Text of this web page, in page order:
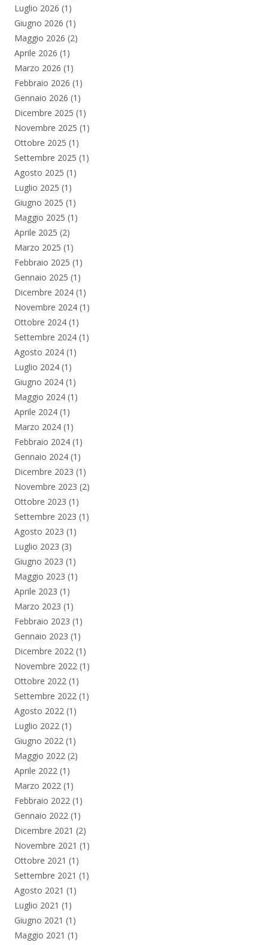
Luglio 2026 (1)
Giugno 2026 (1)
Maggio 2026 (2)
Aprile 2026 (1)
Marzo 2026 (1)
Febbraio 2026 (1)
Gennaio 2026 (1)
Dicembre 2025 (1)
Novembre 2025 (1)
Ottobre 2025 (1)
Settembre 2025 (1)
Agosto 2025 (1)
Luglio 2025 (1)
Giugno 2025 (1)
Maggio 2025 (1)
Aprile 2025 (2)
Marzo 2025 (1)
Febbraio 2025 (1)
Gennaio 2025 (1)
Dicembre 2024 (1)
Novembre 2024 (1)
Ottobre 2024 (1)
Settembre 2024 (1)
Agosto 2024 (1)
Luglio 2024 (1)
Giugno 2024 (1)
Maggio 2024 (1)
Aprile 2024 (1)
Marzo 2024 (1)
Febbraio 2024 (1)
Gennaio 2024 (1)
Dicembre 2023 (1)
Novembre 2023 (2)
Ottobre 2023 (1)
Settembre 2023 (1)
Agosto 2023 (1)
Luglio 2023 (3)
Giugno 2023 (1)
Maggio 2023 (1)
Aprile 2023 (1)
Marzo 2023 (1)
Febbraio 2023 (1)
Gennaio 2023 (1)
Dicembre 2022 (1)
Novembre 2022 (1)
Ottobre 2022 (1)
Settembre 2022 (1)
Agosto 2022 (1)
Luglio 2022 (1)
Giugno 2022 (1)
Maggio 2022 (2)
Aprile 2022 (1)
Marzo 2022 (1)
Febbraio 2022 (1)
Gennaio 2022 (1)
Dicembre 2021 (2)
Novembre 2021 (1)
Ottobre 2021 (1)
Settembre 2021 (1)
Agosto 2021 (1)
Luglio 2021 (1)
Giugno 2021 (1)
Maggio 2021 (1)